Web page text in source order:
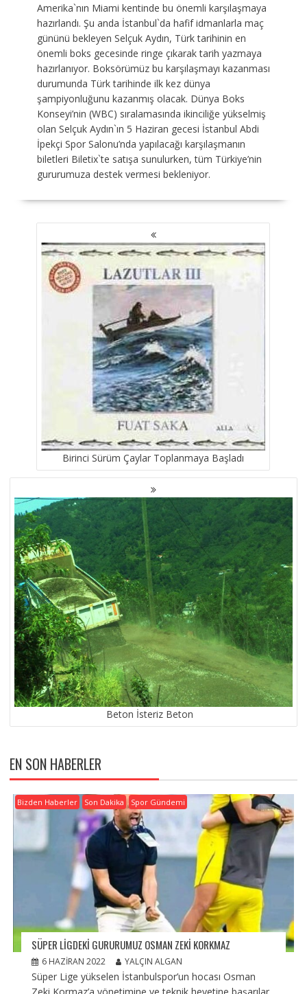
Amerika`nın Miami kentinde bu önemli karşılaşmaya
hazırlandı. Şu anda İstanbul`da hafif idmanlarla maç
gününü bekleyen Selçuk Aydın, Türk tarihinin en
önemli boks gecesinde ringe çıkarak tarih yazmaya
hazırlanıyor. Boksörümüz bu karşılaşmayı kazanması
durumunda Türk tarihinde ilk kez dünya
şampiyonluğunu kazanmış olacak. Dünya Boks
Konseyi’nin (WBC) sıralamasında ikinciliğe yükselmiş
olan Selçuk Aydın`ın 5 Haziran gecesi İstanbul Abdi
İpekçi Spor Salonu’nda yapılacağı karşılaşmanın
biletleri Biletix`te satışa sunulurken, tüm Türkiye’nin
gururumuza destek vermesi bekleniyor.
GEZINMESI
Birinci Sürüm Çaylar Toplanmaya Başladı
Beton İsteriz Beton
EN SON HABERLER
Bizden Haberler Son Dakika Spor Gündemi
SÜPER LIGDEKI GURURUMUZ OSMAN ZEKI KORKMAZ
6 HAZIRAN 2022 YALÇIN ALGAN
Süper Lige yükselen İstanbulspor’un hocası Osman
Zeki Kormaz’a yönetimine ve teknik heyetine başarılar